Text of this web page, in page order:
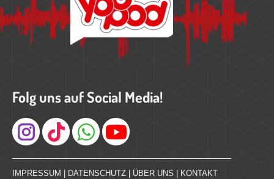
Folg uns auf Social Media!
Instagram
IMPRESSUM DATENSCHUTZ ÜBER UNS KONTAKT